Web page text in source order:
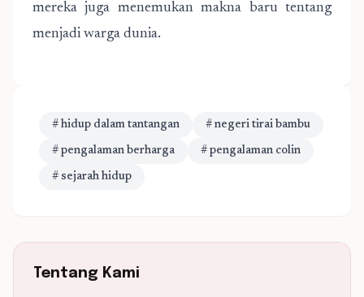
mereka juga menemukan makna baru tentang
menjadi warga dunia.
# hidup dalam tantangan # negeri tirai bambu
# pengalaman berharga # pengalaman colin
# sejarah hidup
Tentang Kami